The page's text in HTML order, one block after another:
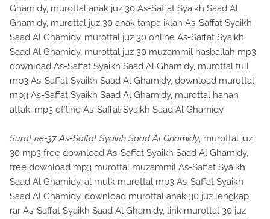
Ghamidy, murottal anak juz 30 As-Saffat Syaikh Saad Al
Ghamidy, murottal juz 30 anak tanpa iklan As-Saffat Syaikh
Saad Al Ghamidy, murottal juz 30 online As-Saffat Syaikh
Saad Al Ghamidy, murottal juz 30 muzammil hasballah mp3
download As-Saffat Syaikh Saad Al Ghamidy, murottal full
mp3 As-Saffat Syaikh Saad Al Ghamidy, download murottal
mp3 As-Saffat Syaikh Saad Al Ghamidy, murottal hanan
attaki mp3 offline As-Saffat Syaikh Saad Al Ghamidy.
Surat ke-37 As-Saffat Syaikh Saad Al Ghamidy, murottal juz
30 mp3 free download As-Saffat Syaikh Saad Al Ghamidy,
free download mp3 murottal muzammil As-Saffat Syaikh
Saad Al Ghamidy, al mulk murottal mp3 As-Saffat Syaikh
Saad Al Ghamidy, download murottal anak 30 juz lengkap
rar As-Saffat Syaikh Saad Al Ghamidy, link murottal 30 juz